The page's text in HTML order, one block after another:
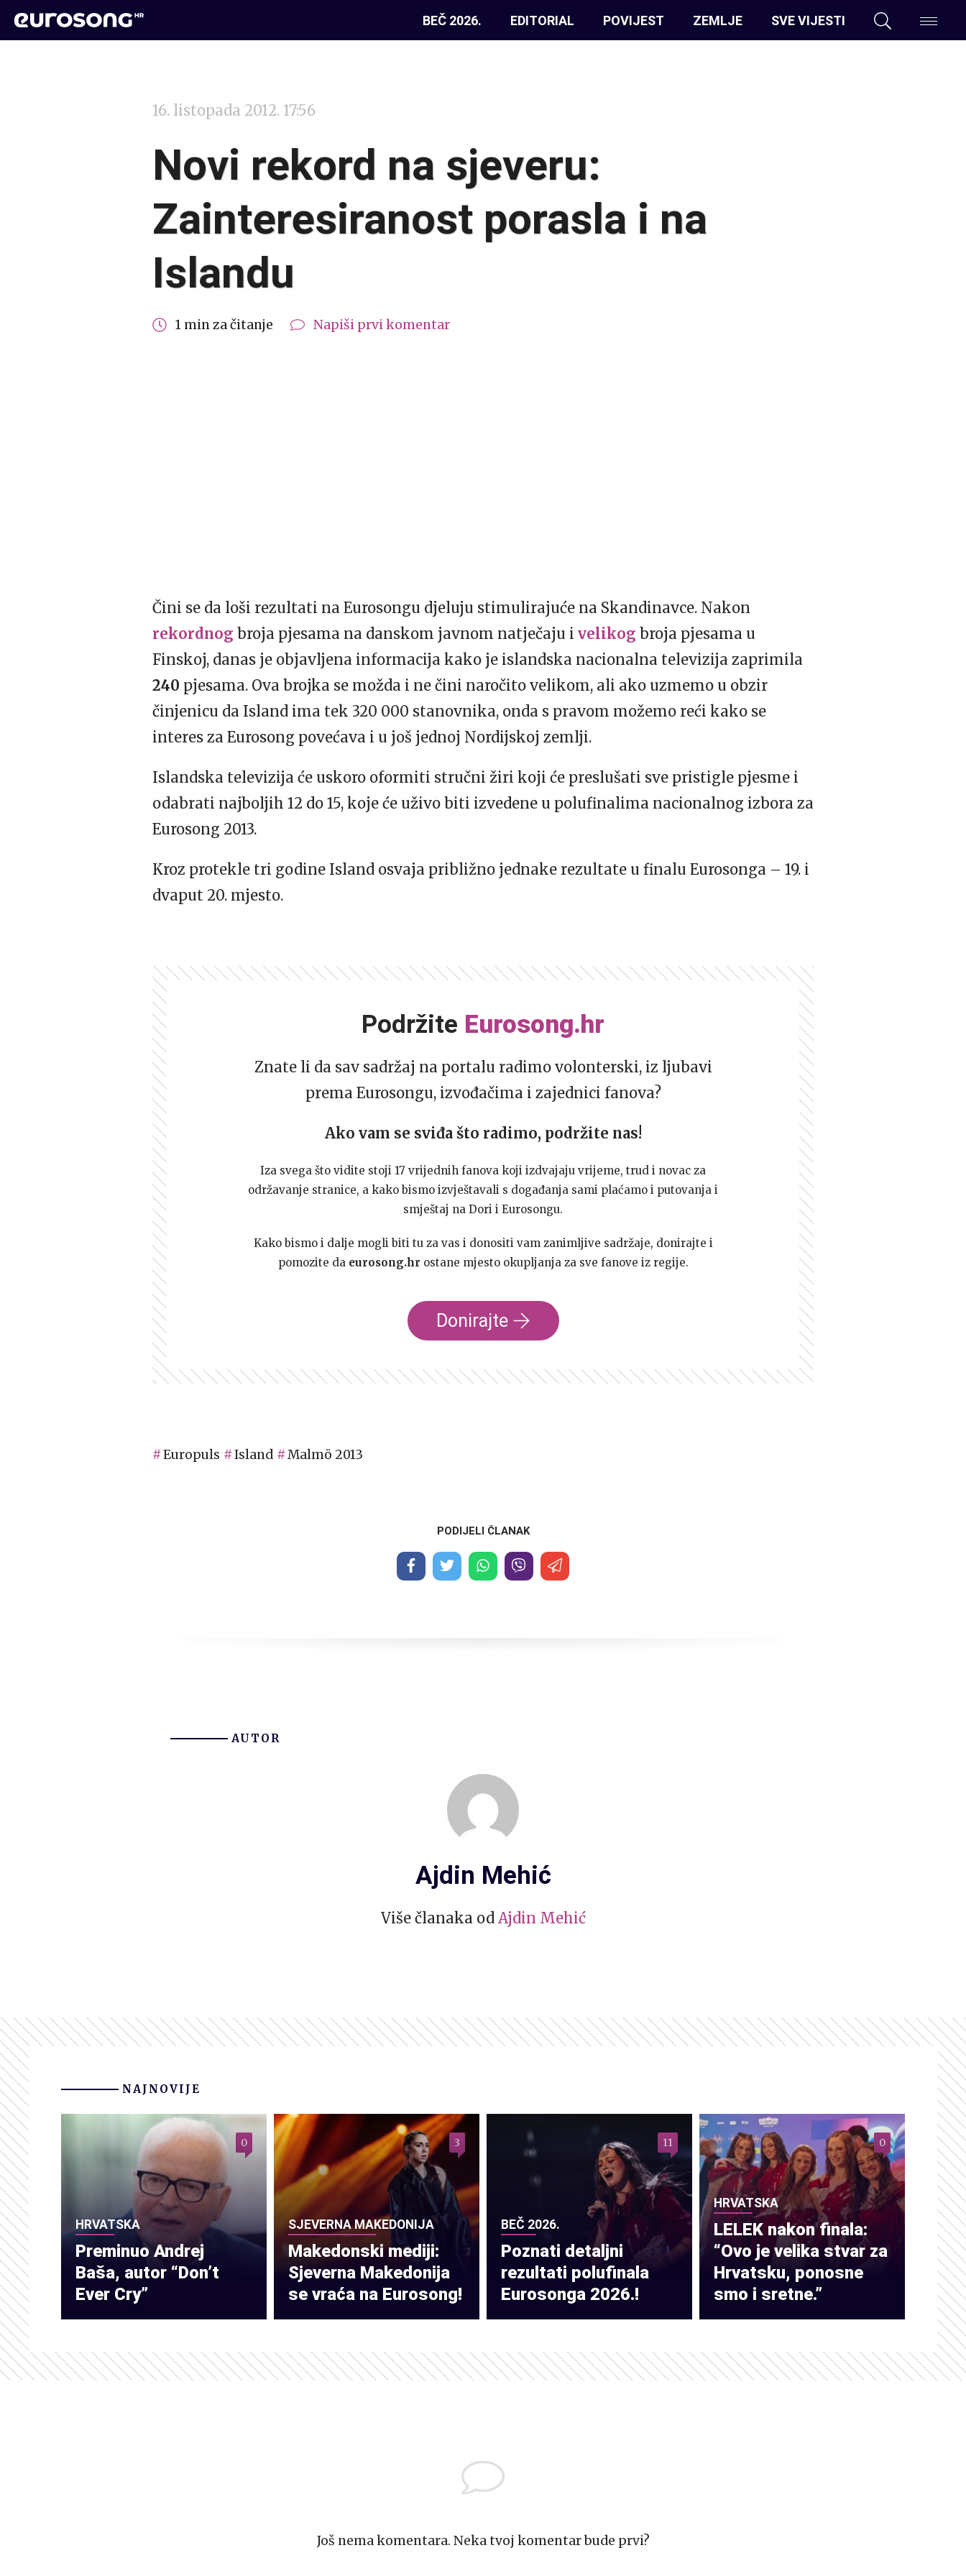
BEČ 2026. EDITORIAL POVIJEST ZEMLJE SVE VIJESTI
16. listopada 2012. 17:56
Novi rekord na sjeveru:
Zainteresiranost porasla i na
Islandu
1 min za čitanje Napiši prvi komentar
Čini se da loši rezultati na Eurosongu djeluju stimulirajuće na Skandinavce. Nakon
rekordnog broja pjesama na danskom javnom natječaju i velikog broja pjesama u
Finskoj, danas je objavljena informacija kako je islandska nacionalna televizija zaprimila
240 pjesama. Ova brojka se možda i ne čini naročito velikom, ali ako uzmemo u obzir
činjenicu da Island ima tek 320 000 stanovnika, onda s pravom možemo reći kako se
interes za Eurosong povećava i u još jednoj Nordijskoj zemlji.
Islandska televizija će uskoro oformiti stručni žiri koji će preslušati sve pristigle pjesme i
odabrati najboljih 12 do 15, koje će uživo biti izvedene u polufinalima nacionalnog izbora za
Eurosong 2013.
Kroz protekle tri godine Island osvaja približno jednake rezultate u finalu Eurosonga – 19. i
dvaput 20. mjesto.
Podržite Eurosong.hr
Znate li da sav sadržaj na portalu radimo volonterski, iz ljubavi
prema Eurosongu, izvođačima i zajednici fanova?
Ako vam se sviđa što radimo, podržite nas!
Iza svega što vidite stoji 17 vrijednih fanova koji izdvajaju vrijeme, trud i novac za
održavanje stranice, a kako bismo izvještavali s događanja sami plaćamo i putovanja i
smještaj na Dori i Eurosongu.
Kako bismo i dalje mogli biti tu za vas i donositi vam zanimljive sadržaje, donirajte i
pomozite da eurosong.hr ostane mjesto okupljanja za sve fanove iz regije.
Donirajte
Europuls Island Malmö 2013
PODIJELI ČLANAK
AUTOR
Ajdin Mehić
Više članaka od Ajdin Mehić
NAJNOVIJE
HRVATSKA
Preminuo Andrej
Baša, autor “Don’t
Ever Cry”
0
SJEVERNA MAKEDONIJA
Makedonski mediji:
Sjeverna Makedonija
se vraća na Eurosong!
3
BEČ 2026.
Poznati detaljni
rezultati polufinala
Eurosonga 2026.!
11
HRVATSKA
LELEK nakon finala:
“Ovo je velika stvar za
Hrvatsku, ponosne
smo i sretne.”
0
Još nema komentara. Neka tvoj komentar bude prvi?